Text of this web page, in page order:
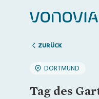
Zuhause finden
ZURÜCK
DORTMUND
Tag des